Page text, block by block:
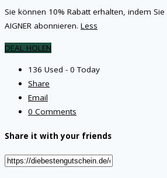
Sie können 10% Rabatt erhalten, indem
AIGNER abonnieren. Less
DEAL HOLEN
136 Used - 0 Today
Share
Email
0 Comments
Share it with your friends